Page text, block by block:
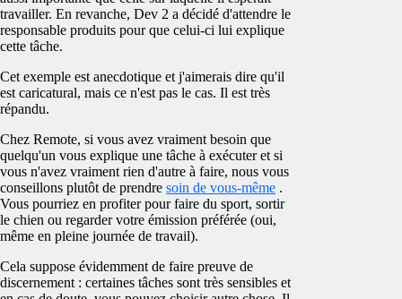
travailler. En revanche, Dev 2 a décidé d'attendre le
responsable produits pour que celui-ci lui explique
cette tâche.
Cet exemple est anecdotique et j'aimerais dire qu'il
est caricatural, mais ce n'est pas le cas. Il est très
répandu.
Chez Remote, si vous avez vraiment besoin que
quelqu'un vous explique une tâche à exécuter et si
vous n'avez vraiment rien d'autre à faire, nous vous
conseillons plutôt de prendre soin de vous-même .
Vous pourriez en profiter pour faire du sport, sortir
le chien ou regarder votre émission préférée (oui,
même en pleine journée de travail).
Cela suppose évidemment de faire preuve de
discernement : certaines tâches sont très sensibles et